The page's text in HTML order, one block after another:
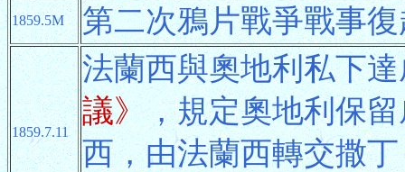
1859.5M 第二次鴉片戰爭戰事
1859.7.11
法蘭西與奧地利私下
議》，規定奧地利保
西，由法蘭西轉交撒